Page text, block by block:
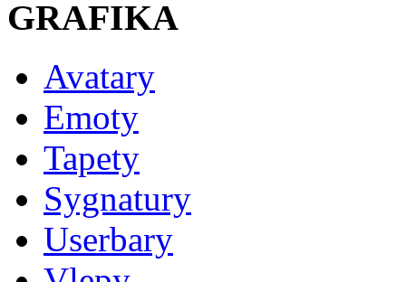
GRAFIKA
Avatary
Emoty
Tapety
Sygnatury
Userbary